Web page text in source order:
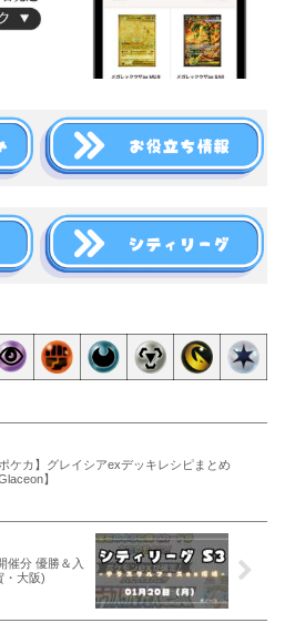
ポケカ】グレイシアexデッキレシピまとめ
】
催分 優勝＆入
・大阪)